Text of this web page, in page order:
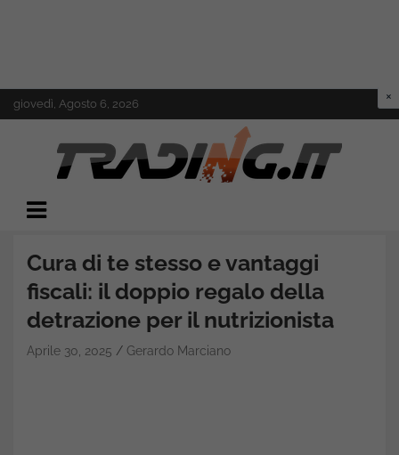
Skip
to
giovedì, Agosto 6, 2026
Trading.it
Cura di te stesso e vantaggi
fiscali: il doppio regalo della
detrazione per il nutrizionista
Aprile 30, 2025 Gerardo Marciano